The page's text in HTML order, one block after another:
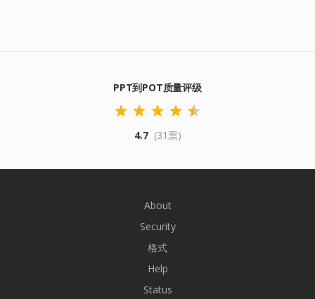
PPT到POT质量评级
4.7 (31票)
About
Security
格式
Help
Status